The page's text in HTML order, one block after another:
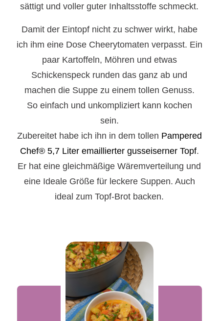
sättigt und voller guter Inhaltsstoffe schmeckt.
Damit der Eintopf nicht zu schwer wirkt, habe
ich ihm eine Dose Cheerytomaten verpasst. Ein
paar Kartoffeln, Möhren und etwas
Schickenspeck runden das ganz ab und
machen die Suppe zu einem tollen Genuss.
So einfach und unkompliziert kann kochen
sein.
Zubereitet habe ich ihn in dem tollen Pampered
Chef® 5,7 Liter emaillierter gusseiserner Topf.
Er hat eine gleichmäßige Wäremverteilung und
eine Ideale Größe für leckere Suppen. Auch
ideal zum Topf-Brot backen.